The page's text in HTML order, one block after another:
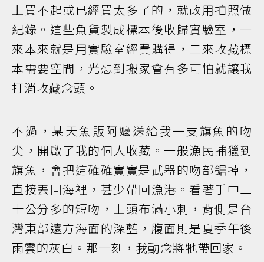
上買不起或已經買太多了的，就改用拍照做
紀錄。這些魚貨製成標本後收歸實驗室，一
來本來就是用實驗室經費購得，二來收藏標
本需要空間，光想到搬家會有多可怕就讓我
打消收藏念頭。
不過，某天魚販阿嬤送給我一支旗魚的吻
尖，開啟了我的個人收藏。一般漁民捕獵到
旗魚，會把這確確實實是武器的吻部鋸掉，
直接丟回海裡，甚少帶回漁港。看著手中二
十公分多的短吻，上頭布滿小刺，背側是台
灣東部遠方海面的深藍，腹面則是夏季午後
雨雲的灰白。那一刻，我動念將牠帶回家。